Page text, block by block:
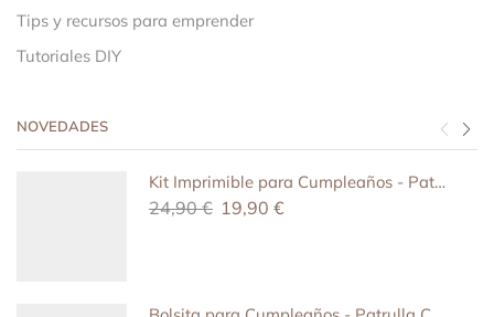
Tips y recursos para emprender
Tutoriales DIY
NOVEDADES
Kit Imprimible para Cumpleaños - Patrulla Canina
24,90€ 19,90 €